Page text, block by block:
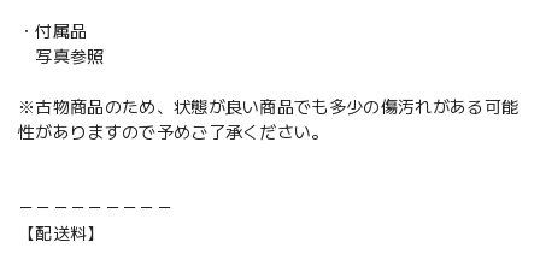
・付属品
写真参照
※古物商品のため、状態が良い商品でも多少の傷汚れがある可能
性がありますので予めご了承ください。
－－－－－－－－－
【配送料】